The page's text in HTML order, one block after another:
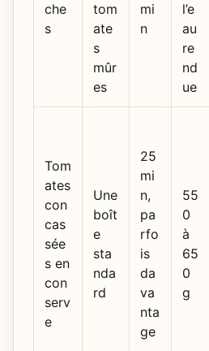
che
s
tom
ate
s
mûr
es
mi
n
l’e
au
re
nd
ue
Tom
ates
con
cas
sée
s en
con
serv
e
Une
boît
e
sta
nda
rd
25
mi
n,
pa
rfo
is
da
va
nta
ge
55
0
à
65
0
g